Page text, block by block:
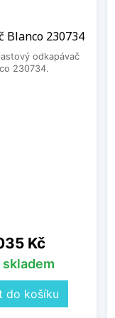
Blanco 230734
odkapávač
230734.
Kč
skladem
do košíku